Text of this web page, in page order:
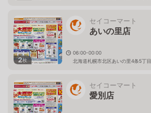
2枚
セイコーマート
あいの里店
06:00-00:00
北海道札幌市北区あいの里4条5丁目
セイコーマート
愛別店